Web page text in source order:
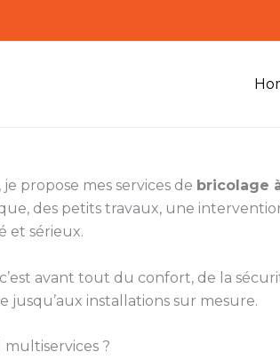
propose mes services de bricolage
des petits travaux, une
et sérieux.
avant tout du confort, de la
jusqu’aux installations sur mesure.
?